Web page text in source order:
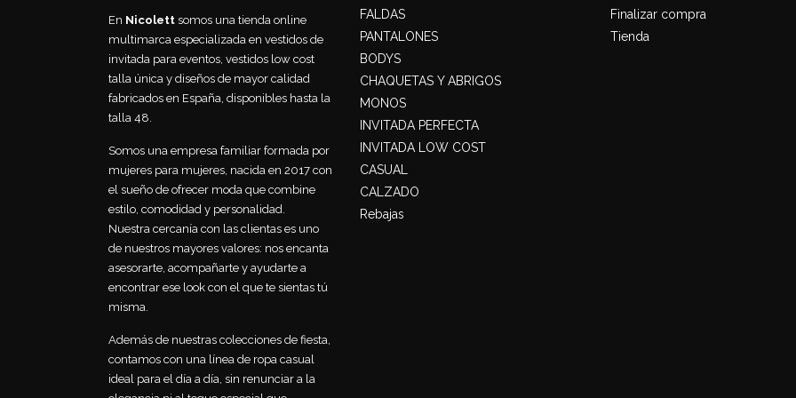
En Nicolett somos una tienda online
multimarca especializada en vestidos de
invitada para eventos, vestidos low cost
talla única y diseños de mayor calidad
fabricados en España, disponibles hasta la
talla 48.
Somos una empresa familiar formada por
mujeres para mujeres, nacida en 2017 con
el sueño de ofrecer moda que combine
estilo, comodidad y personalidad.
Nuestra cercanía con las clientas es uno
de nuestros mayores valores: nos encanta
asesorarte, acompañarte y ayudarte a
encontrar ese look con el que te sientas tú
misma.
Además de nuestras colecciones de fiesta,
contamos con una línea de ropa casual
ideal para el día a día, sin renunciar a la
FALDAS
PANTALONES
BODYS
CHAQUETAS Y ABRIGOS
MONOS
INVITADA PERFECTA
INVITADA LOW COST
CASUAL
CALZADO
Rebajas
Finalizar compra
Tienda